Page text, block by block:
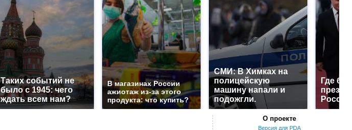
Таких событий не
было с 1945: чего
ждать всем нам?
В магазинах России
ажиотаж из-за этого
продукта: что купить?
СМИ: В Химках на
полицейскую
машину напали и
подожгли.
Где
О проекте
Версия для PDA